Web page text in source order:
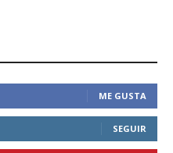
ME GUSTA
SEGUIR